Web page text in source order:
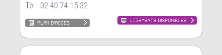
Tél : 02 40 74 15 32